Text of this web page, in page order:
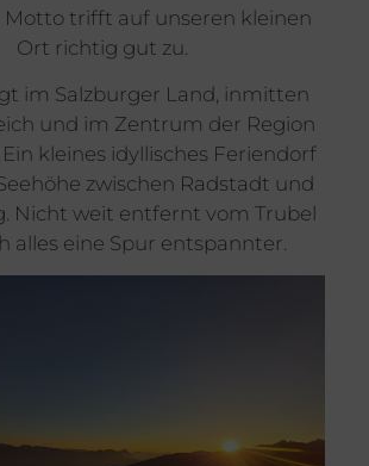
Motto trifft auf unseren kleinen
Ort richtig gut zu.
im Salzburger Land, inmitten
und im Zentrum der Region
kleines idyllisches Feriendorf
zwischen Radstadt und
Nicht weit entfernt vom Trubel
alles eine Spur entspannter.